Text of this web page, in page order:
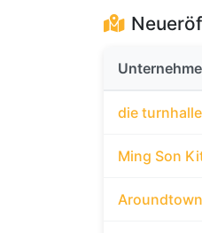
die
Ming Son